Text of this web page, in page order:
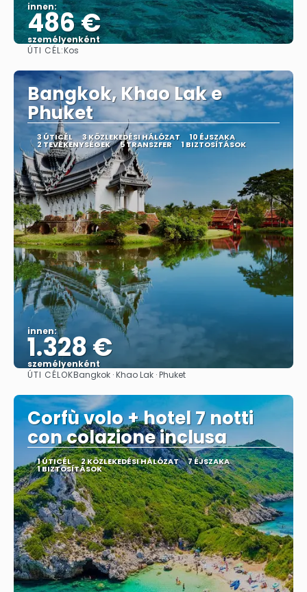
innen:
486 €
személyenként
ÚTI CÉL:Kos
Bangkok, Khao Lak e
Phuket
3 ÚTICÉL 3 KÖZLEKEDÉSI HÁLÓZAT 10 ÉJSZAKA
2 TEVÉKENYSÉGEK 5 TRANSZFER 1 BIZTOSÍTÁSOK
innen:
1.328 €
személyenként
Megnézem
ÚTI CÉLOKBangkok · Khao Lak · Phuket
Corfù volo + hotel 7 notti
con colazione inclusa
1 ÚTICÉL 2 KÖZLEKEDÉSI HÁLÓZAT 7 ÉJSZAKA
1 BIZTOSÍTÁSOK